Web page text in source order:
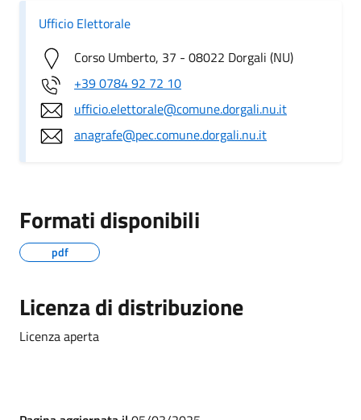
Ufficio Elettorale
Corso Umberto, 37 - 08022 Dorgali (NU)
+39 0784 92 72 10
ufficio.elettorale@comune.dorgali.nu.it
anagrafe@pec.comune.dorgali.nu.it
Formati disponibili
pdf
Licenza di distribuzione
Licenza aperta